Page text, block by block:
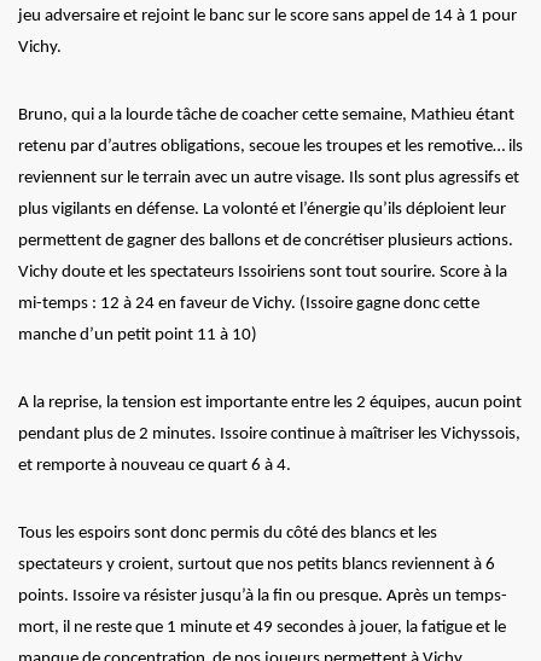
jeu adversaire et rejoint le banc sur le score sans appel de 14 à 1 pour
Vichy.
Bruno, qui a la lourde tâche de coacher cette semaine, Mathieu étant
retenu par d’autres obligations, secoue les troupes et les remotive… ils
reviennent sur le terrain avec un autre visage. Ils sont plus agressifs et
plus vigilants en défense. La volonté et l’énergie qu’ils déploient leur
permettent de gagner des ballons et de concrétiser plusieurs actions.
Vichy doute et les spectateurs Issoiriens sont tout sourire. Score à la
mi-temps : 12 à 24 en faveur de Vichy. (Issoire gagne donc cette
manche d’un petit point 11 à 10)
A la reprise, la tension est importante entre les 2 équipes, aucun point
pendant plus de 2 minutes. Issoire continue à maîtriser les Vichyssois,
et remporte à nouveau ce quart 6 à 4.
Tous les espoirs sont donc permis du côté des blancs et les
spectateurs y croient, surtout que nos petits blancs reviennent à 6
points. Issoire va résister jusqu’à la fin ou presque. Après un temps-
mort, il ne reste que 1 minute et 49 secondes à jouer, la fatigue et le